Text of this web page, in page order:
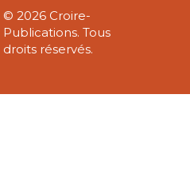
© 2026 Croire-
Publications. Tous
droits réservés.